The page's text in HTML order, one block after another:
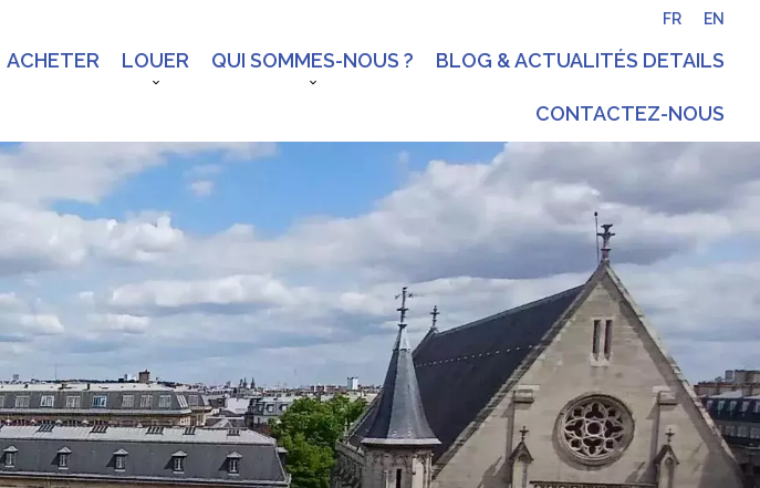
FR EN
ACHETER LOUER QUI SOMMES-NOUS ? BLOG & ACTUALITÉS DETAILS
CONTACTEZ-NOUS